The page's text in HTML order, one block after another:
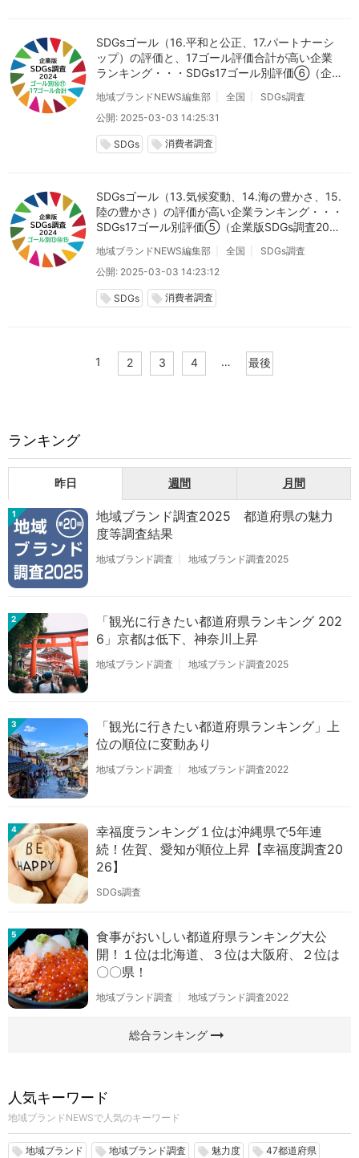
SDGsゴール（16.平和と公正、17.パートナーシ
ップ）の評価と、17ゴール評価合計が高い企業
ランキング・・・SDGs17ゴール別評価⑥（企業
地域ブランドNEWS編集部 全国
SDGs調査
公開: 2025-03-03 14:25:31
local_offer SDGs local_offer 消費者調査
SDGsゴール（13.気候変動、14.海の豊かさ、15.
陸の豊かさ）の評価が高い企業ランキング・・・
SDGs17ゴール別評価⑤（企業版SDGs調査202
地域ブランドNEWS編集部 全国
SDGs調査
公開: 2025-03-03 14:23:12
local_offer SDGs local_offer 消費者調査
1 2 3 4 … 最後
ランキング
昨日 週間 月間
1
地域ブランド調査2025 都道府県の魅力
度等調査結果
地域ブランド調査 地域ブランド調査2025
2
「観光に行きたい都道府県ランキング 202
6」京都は低下、神奈川上昇
地域ブランド調査 地域ブランド調査2025
3
「観光に行きたい都道府県ランキング」上
位の順位に変動あり
地域ブランド調査 地域ブランド調査2022
4
幸福度ランキング１位は沖縄県で5年連
続！佐賀、愛知が順位上昇【幸福度調査20
26】
SDGs調査
5
食事がおいしい都道府県ランキング大公
開！１位は北海道、３位は大阪府、２位は
〇〇県！
地域ブランド調査 地域ブランド調査2022
総合ランキングarrow_right_alt
人気キーワード
地域ブランドNEWSで人気のキーワード
local_offer 地域ブランド local_offer 地域ブランド調査 local_offer 魅力度 local_offer 47都道府県